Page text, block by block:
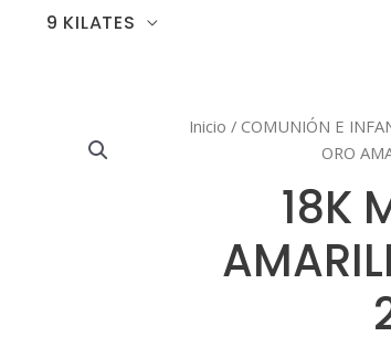
9 KILATES
Inicio / COMUNIÓN E
ORO
18K